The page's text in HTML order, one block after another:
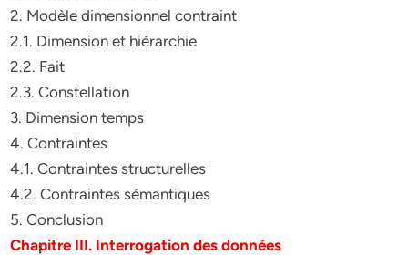
2. Modèle dimensionnel contraint
2.1. Dimension et hiérarchie
2.2. Fait
2.3. Constellation
3. Dimension temps
4. Contraintes
4.1. Contraintes structurelles
4.2. Contraintes sémantiques
5. Conclusion
Chapitre III. Interrogation des données